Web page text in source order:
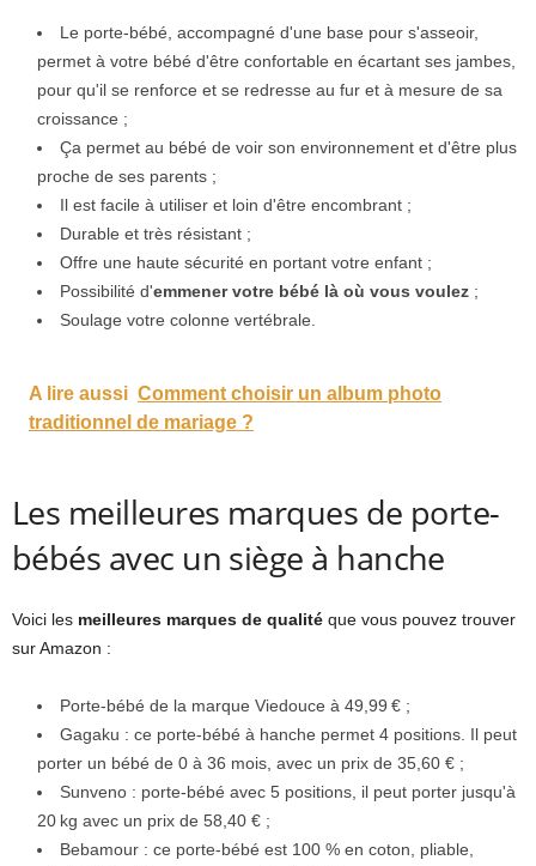
Le porte-bébé, accompagné d'une base pour s'asseoir,
permet à votre bébé d'être confortable en écartant ses jambes,
pour qu'il se renforce et se redresse au fur et à mesure de sa
croissance ;
Ça permet au bébé de voir son environnement et d'être plus
proche de ses parents ;
Il est facile à utiliser et loin d'être encombrant ;
Durable et très résistant ;
Offre une haute sécurité en portant votre enfant ;
Possibilité d'emmener votre bébé là où vous voulez ;
Soulage votre colonne vertébrale.
A lire aussi Comment choisir un album photo
traditionnel de mariage ?
Les meilleures marques de porte-
bébés avec un siège à hanche
Voici les meilleures marques de qualité que vous pouvez trouver
sur Amazon :
Porte-bébé de la marque Viedouce à 49,99 € ;
Gagaku : ce porte-bébé à hanche permet 4 positions. Il peut
porter un bébé de 0 à 36 mois, avec un prix de 35,60 € ;
Sunveno : porte-bébé avec 5 positions, il peut porter jusqu'à
20 kg avec un prix de 58,40 € ;
Bebamour : ce porte-bébé est 100 % en coton, pliable,